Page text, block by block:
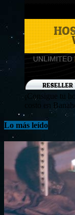
¡Consigue tu
costo en
Lo más leído